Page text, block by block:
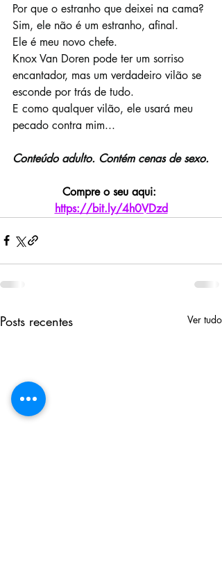
Por que o estranho que deixei na cama?
Sim, ele não é um estranho, afinal.
Ele é meu novo chefe.
Knox Van Doren pode ter um sorriso
encantador, mas um verdadeiro vilão se
esconde por trás de tudo.
E como qualquer vilão, ele usará meu
pecado contra mim...
Conteúdo adulto. Contém cenas de sexo.
Compre o seu aqui:
https://bit.ly/4h0VDzd
Posts recentes Ver tudo